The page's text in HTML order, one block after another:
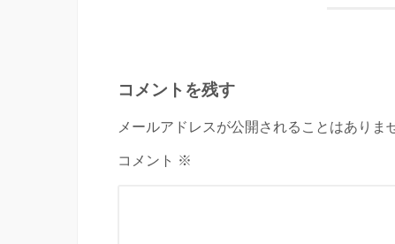
コメントを残す
メールアドレスが公開されることはあり
コメント ※